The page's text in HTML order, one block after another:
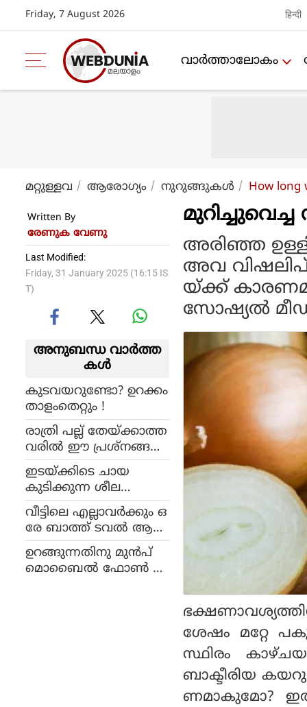
Friday, 7 August 2026 हिन्दी
വാര്‍ത്താലോകം
മറ്റുള്ളവ ആരോഗ്യം നുറുങ്ങുകള്‍ How long
Written By
രേണുക വേണു
Last Modified:
Friday, 31 January 2025 (16:15 IS
T)
അനുബന്ധ വാര്‍ത്ത
കള്‍
കുടവയറുണ്ടോ? ഉറക്കം
താളംതെറ്റും !
രാത്രി പല്ല് തേയ്ക്കാത്ത
വരില്‍ ഈ പ്രശ്‌നങ്ങള്‍
കാണും
ഇടയ്ക്കിടെ ചായ
കുടിക്കുന്ന ശീല
മുണ്ടോ? അറിയാം ദൂഷ്യ
ഫലങ്ങള്‍
വീട്ടിലെ എല്ലാവര്‍ക്കും ഒ
രേ ബാത്ത് ടവല്‍ ആ
ണോ?
ഉറങ്ങുന്നതിനു മുന്‍പ്
മൊബൈല്‍ ഫോണ്‍ ഉ
അരിഞ്ഞ
അവ
യ്ക്ക്
സോഷ്യല്‍
ശേഷം മറ്റേ
സ്ഥിരം
ബാക്ടീരിയ
ണമാകുമോ?